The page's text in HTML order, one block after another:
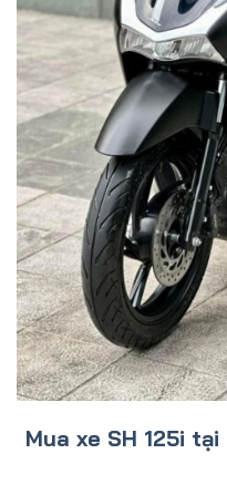
Mua xe SH 125i